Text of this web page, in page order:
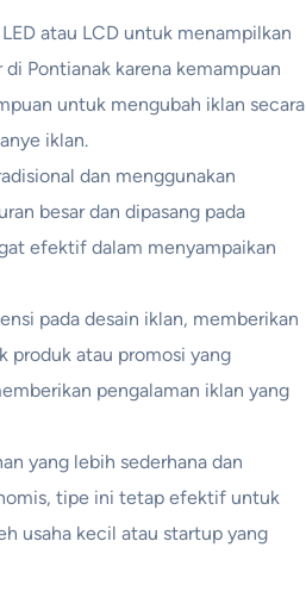
atau LCD untuk menampilkan
Pontianak karena kemampuan
untuk mengubah iklan secara
iklan.
dan menggunakan
besar dan dipasang pada
efektif dalam menyampaikan
pada desain iklan, memberikan
produk atau promosi yang
pengalaman iklan yang
yang lebih sederhana dan
tipe ini tetap efektif untuk
usaha kecil atau startup yang